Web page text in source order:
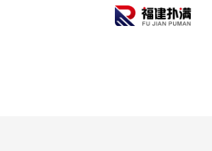
金年汇-jinnianhui金年(金字招牌)诚信至上